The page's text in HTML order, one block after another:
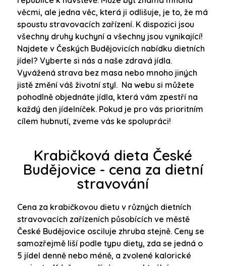
věcmi, ale jedna věc, která ji odlišuje, je to, že má
spoustu stravovacích zařízení. K dispozici jsou
všechny druhy kuchyní a všechny jsou vynikající!
Najdete v Českých Budějovicích nabídku dietních
jídel? Vyberte si nás a naše zdravá jídla.
Vyvážená strava bez masa nebo mnoho jiných
jistě změní váš životní styl. Na webu si můžete
pohodlně objednáte jídla, která vám zpestří na
každý den jídelníček. Pokud je pro vás prioritním
cílem hubnutí, zveme vás ke spolupráci!
Krabičková dieta České
Budějovice - cena za dietní
stravování
Cena za krabičkovou dietu v různých dietních
stravovacích zařízeních působících ve městě
České Budějovice osciluje zhruba stejně. Ceny se
samozřejmě liší podle typu diety, zda se jedná o
5 jídel denně nebo méně, a zvolené kalorické